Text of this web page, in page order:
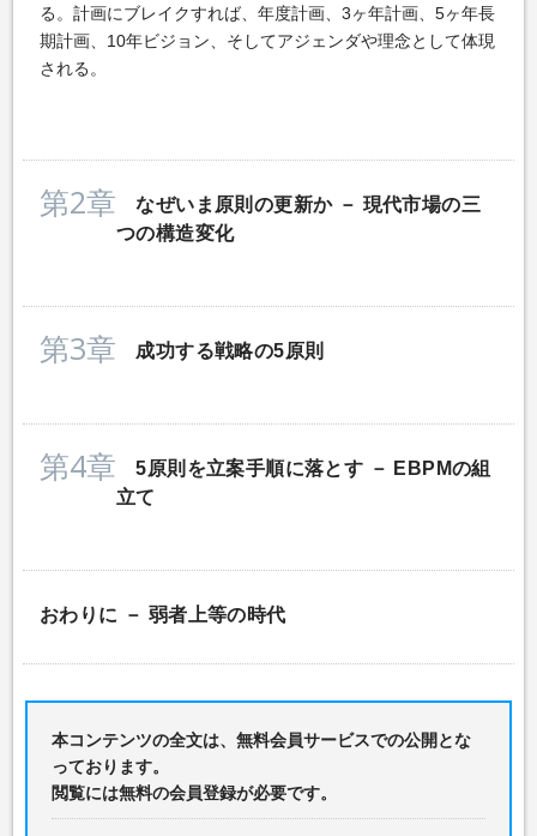
る。計画にブレイクすれば、年度計画、3ヶ年計画、5ヶ年長
期計画、10年ビジョン、そしてアジェンダや理念として体現
される。
第2章 なぜいま原則の更新か － 現代市場の三
つの構造変化
第3章 成功する戦略の5原則
第4章 5原則を立案手順に落とす － EBPMの組
立て
おわりに － 弱者上等の時代
本コンテンツの全文は、無料会員サービスでの公開とな
っております。
閲覧には無料の会員登録が必要です。